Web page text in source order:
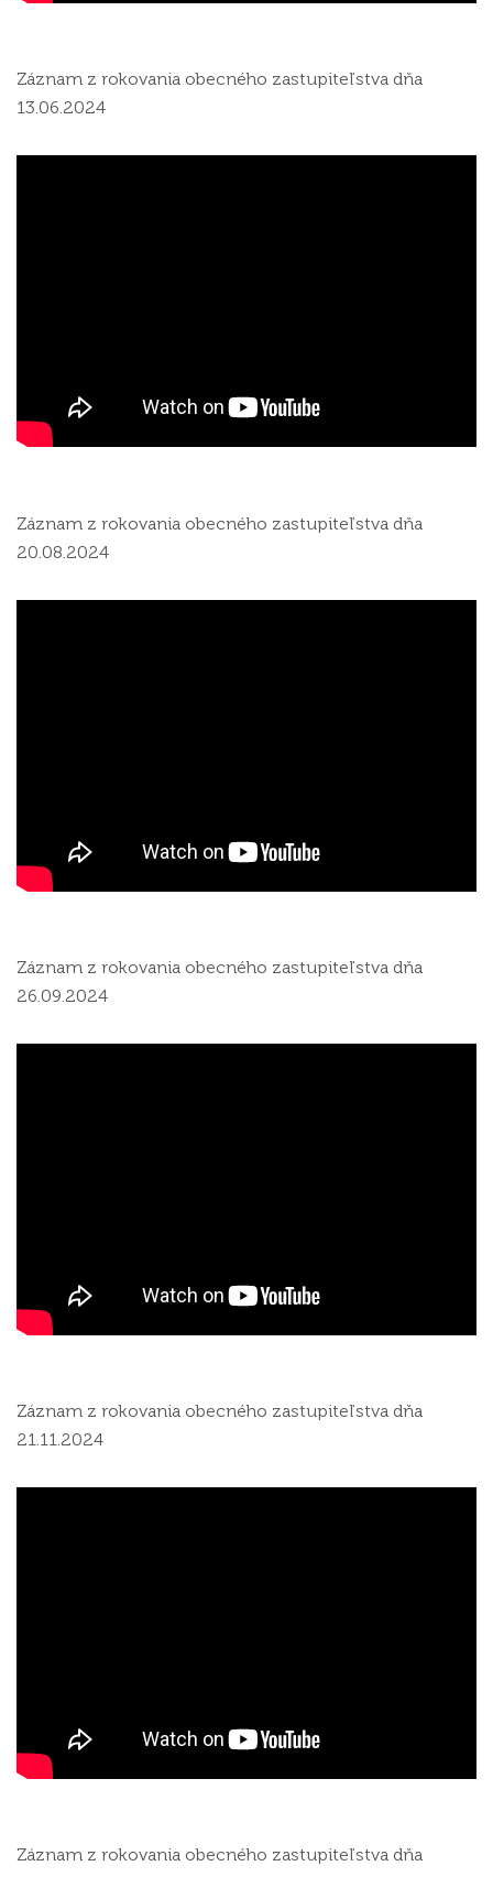
Záznam z rokovania obecného zastupiteľstva dňa
13.06.2024
Záznam z rokovania obecného zastupiteľstva dňa
20.08.2024
Záznam z rokovania obecného zastupiteľstva dňa
26.09.2024
Záznam z rokovania obecného zastupiteľstva dňa
21.11.2024
Záznam z rokovania obecného zastupiteľstva dňa